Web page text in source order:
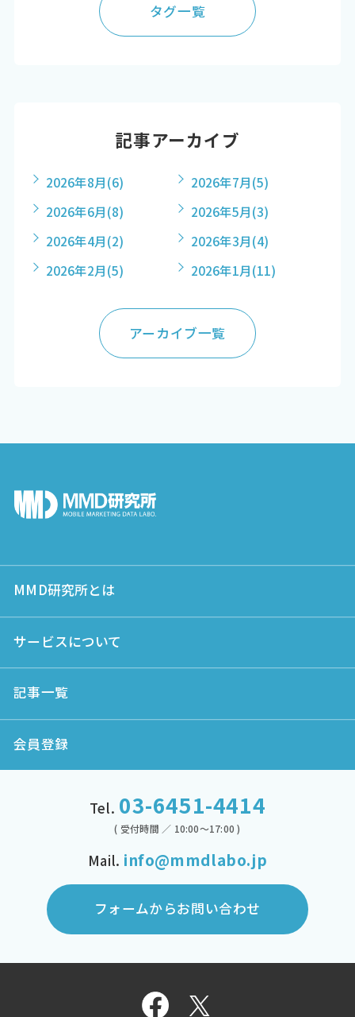
タグ一覧
記事アーカイブ
2026年8月(6) 2026年7月(5)
2026年6月(8) 2026年5月(3)
2026年4月(2) 2026年3月(4)
2026年2月(5) 2026年1月(11)
アーカイブ一覧
MMD研究所とは
サービスについて
記事一覧
会員登録
Tel. 03-6451-4414
( 受付時間 ／ 10:00～17:00 )
Mail. info@mmdlabo.jp
フォームからお問い合わせ